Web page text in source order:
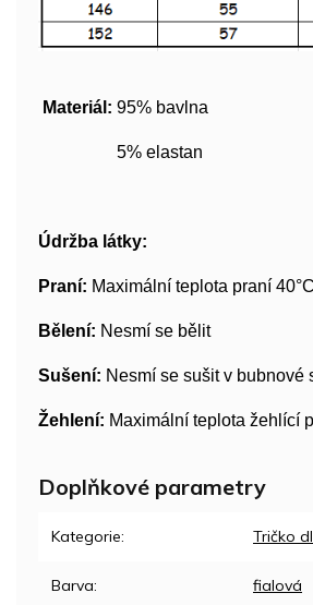
Materiál: 95% bavlna
5% elastan
Údržba látky:
Praní: Maximální teplota praní 40°C
Bělení: Nesmí se bělit
Sušení: Nesmí se sušit v bubnové
Žehlení: Maximální teplota žehlící
Doplňkové parametry
Kategorie: Tričko
Barva: fialová